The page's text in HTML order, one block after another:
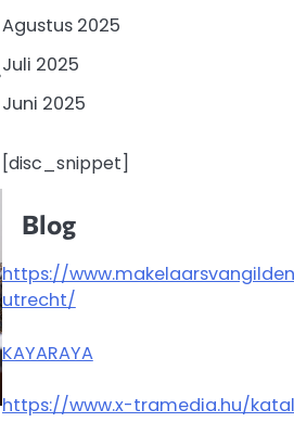
Agustus 2025
Juli 2025
Juni 2025
[disc_snippet]
Blog
https://
utrecht/
KAYARAYA
https://www.x-tramedia.hu/